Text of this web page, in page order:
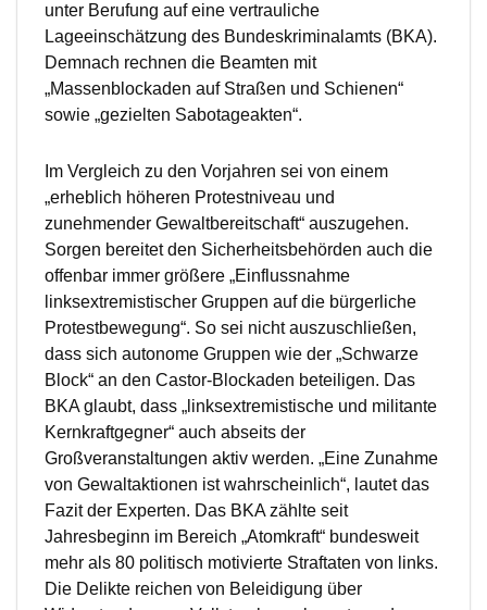
unter Berufung auf eine vertrauliche
Lageeinschätzung des Bundeskriminalamts (BKA).
Demnach rechnen die Beamten mit
„Massenblockaden auf Straßen und Schienen“
sowie „gezielten Sabotageakten“.
Im Vergleich zu den Vorjahren sei von einem
„erheblich höheren Protestniveau und
zunehmender Gewaltbereitschaft“ auszugehen.
Sorgen bereitet den Sicherheitsbehörden auch die
offenbar immer größere „Einflussnahme
linksextremistischer Gruppen auf die bürgerliche
Protestbewegung“. So sei nicht auszuschließen,
dass sich autonome Gruppen wie der „Schwarze
Block“ an den Castor-Blockaden beteiligen. Das
BKA glaubt, dass „linksextremistische und militante
Kernkraftgegner“ auch abseits der
Großveranstaltungen aktiv werden. „Eine Zunahme
von Gewaltaktionen ist wahrscheinlich“, lautet das
Fazit der Experten. Das BKA zählte seit
Jahresbeginn im Bereich „Atomkraft“ bundesweit
mehr als 80 politisch motivierte Straftaten von links.
Die Delikte reichen von Beleidigung über